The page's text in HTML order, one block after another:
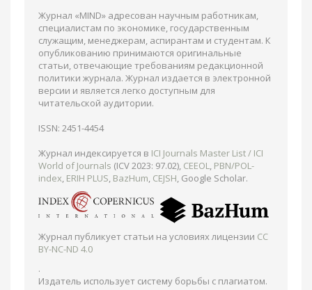
Журнал «MIND» адресован научным работникам,
специалистам по экономике, государственным
служащим, менеджерам, аспирантам и студентам. К
опубликованию принимаются оригинальные
статьи, отвечающие требованиям редакционной
политики журнала. Журнал издается в электронной
версии и является легко доступным для
читательской аудитории.
ISSN: 2451-4454
Журнал индексируется в ICI Journals Master List / ICI
World of Journals (ICV 2023: 97.02), CEEOL, PBN/POL-
index, ERIH PLUS, BazHum, CEJSH, Google Scholar.
Журнал публикует статьи на условиях лицензии CC
BY-NC-ND 4.0
.
Издатель использует систему борьбы с плагиатом.